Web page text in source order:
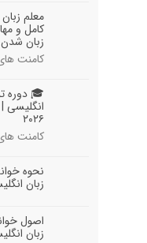
معلم
کامل و
زبان شدن
کامنت
🎓 دوره
انگلیسی
۲۰۲۶
کامنت
نحوه
زبان
اصول
زبان